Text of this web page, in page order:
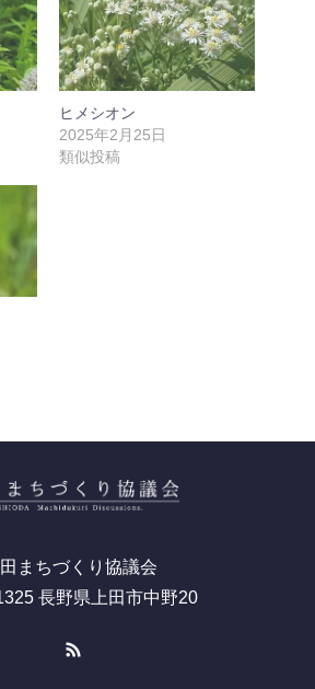
ヒメシオン
2025年2月25日
類似投稿
まちづくり協議会
長野県上田市中野20